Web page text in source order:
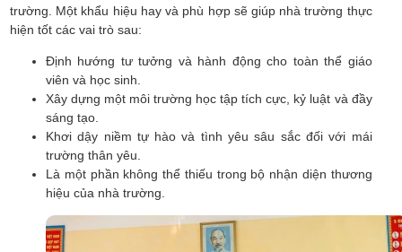
trường. Một khẩu hiệu hay và phù hợp sẽ giúp nhà trường thực
hiện tốt các vai trò sau:
Định hướng tư tưởng và hành động cho toàn thể giáo
viên và học sinh.
Xây dựng một môi trường học tập tích cực, kỷ luật và đầy
sáng tạo.
Khơi dậy niềm tự hào và tình yêu sâu sắc đối với mái
trường thân yêu.
Là một phần không thể thiếu trong bộ nhận diện thương
hiệu của nhà trường.